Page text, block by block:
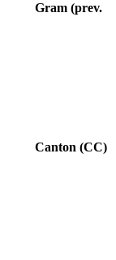
Gram (prev.
Canton (CC)